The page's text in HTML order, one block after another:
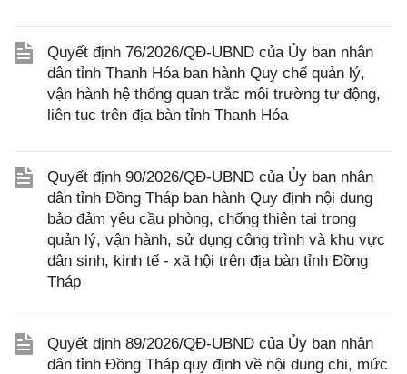
Quyết định 76/2026/QĐ-UBND của Ủy ban nhân
dân tỉnh Thanh Hóa ban hành Quy chế quản lý,
vận hành hệ thống quan trắc môi trường tự động,
liên tục trên địa bàn tỉnh Thanh Hóa
Quyết định 90/2026/QĐ-UBND của Ủy ban nhân
dân tỉnh Đồng Tháp ban hành Quy định nội dung
bảo đảm yêu cầu phòng, chống thiên tai trong
quản lý, vận hành, sử dụng công trình và khu vực
dân sinh, kinh tế - xã hội trên địa bàn tỉnh Đồng
Tháp
Quyết định 89/2026/QĐ-UBND của Ủy ban nhân
dân tỉnh Đồng Tháp quy định về nội dung chi, mức